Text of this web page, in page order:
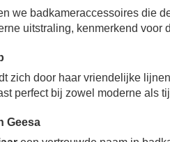
we badkameraccessoires die
uitstraling, kenmerkend voor
zich door haar vriendelijke
perfect bij zowel moderne als
Geesa